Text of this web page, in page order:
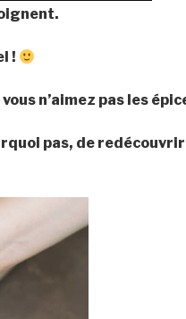
!
n’aimez pas les
pas, de redécouvrir